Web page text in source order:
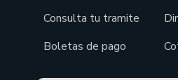
Consulta tu tramite
Boletas de pago